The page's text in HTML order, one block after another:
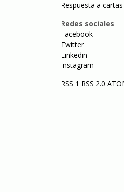
Respuesta a cartas
Redes sociales
Facebook
Twitter
Linkedin
Instagram
RSS 1 RSS 2.0